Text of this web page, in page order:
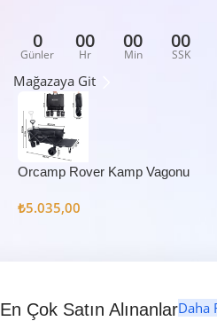
0
Günler
00
Hr
00
Min
00
SSK
Mağazaya Git
Orcamp Rover Kamp Vagonu
₺5.035,00
En Çok Satın AlınanlarDaha